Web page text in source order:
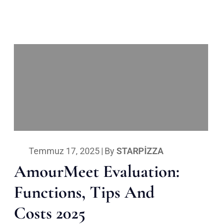
Temmuz 17, 2025| By STARPIZZA
AmourMeet Evaluation:
Functions, Tips And
Costs 2025